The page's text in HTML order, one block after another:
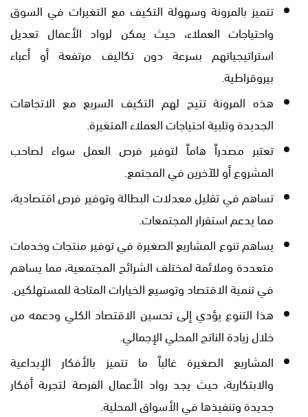
تتميز بالمرونة وسهولة التكيف مع التغيرات في السوق
واحتياجات العملاء، حيث يمكن لرواد الأعمال تعديل
استراتيجياتهم بسرعة دون تكاليف مرتفعة أو أعباء
بيروقراطية.
هذه المرونة تتيح لهم التكيف السريع مع الاتجاهات
الجديدة وتلبية احتياجات العملاء المتغيرة.
تعتبر مصدراً هاماً لتوفير فرص العمل سواء لصاحب
المشروع أو للآخرين في المجتمع.
تساهم في تقليل معدلات البطالة وتوفير فرص اقتصادية،
مما يدعم استقرار المجتمعات.
يساهم تنوع المشاريع الصغيرة في توفير منتجات وخدمات
متعددة وملائمة لمختلف الشرائح المجتمعية، مما يساهم
في تنمية الاقتصاد وتوسيع الخيارات المتاحة للمستهلكين.
هذا التنوع يؤدي إلى تحسين الاقتصاد الكلي ودعمه من
خلال زيادة الناتج المحلي الإجمالي.
المشاريع الصغيرة غالباً ما تتميز بالأفكار الإبداعية
والابتكارية، حيث يجد رواد الأعمال الفرصة لتجربة أفكار
جديدة وتنفيذها في الأسواق المحلية.